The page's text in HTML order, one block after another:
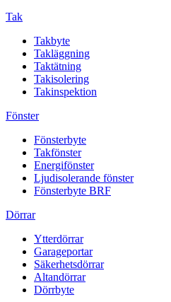
Tak
Takbyte
Takläggning
Taktätning
Takisolering
Takinspektion
Fönster
Fönsterbyte
Takfönster
Energifönster
Ljudisolerande fönster
Fönsterbyte BRF
Dörrar
Ytterdörrar
Garageportar
Säkerhetsdörrar
Altandörrar
Dörrbyte